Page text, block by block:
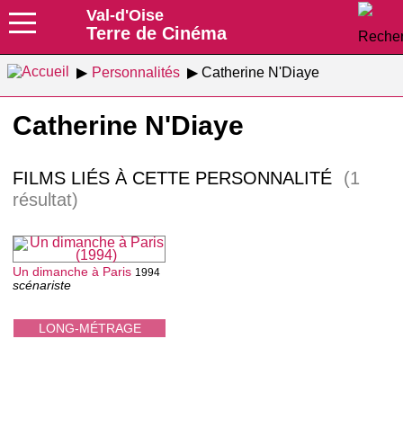
Val-d'Oise
Terre de Cinéma
Personnalités Catherine N'Diaye
Catherine N'Diaye
FILMS LIÉS À CETTE PERSONNALITÉ
(1
résultat)
LONG-MÉTRAGE
Un dimanche à Paris 1994
scénariste